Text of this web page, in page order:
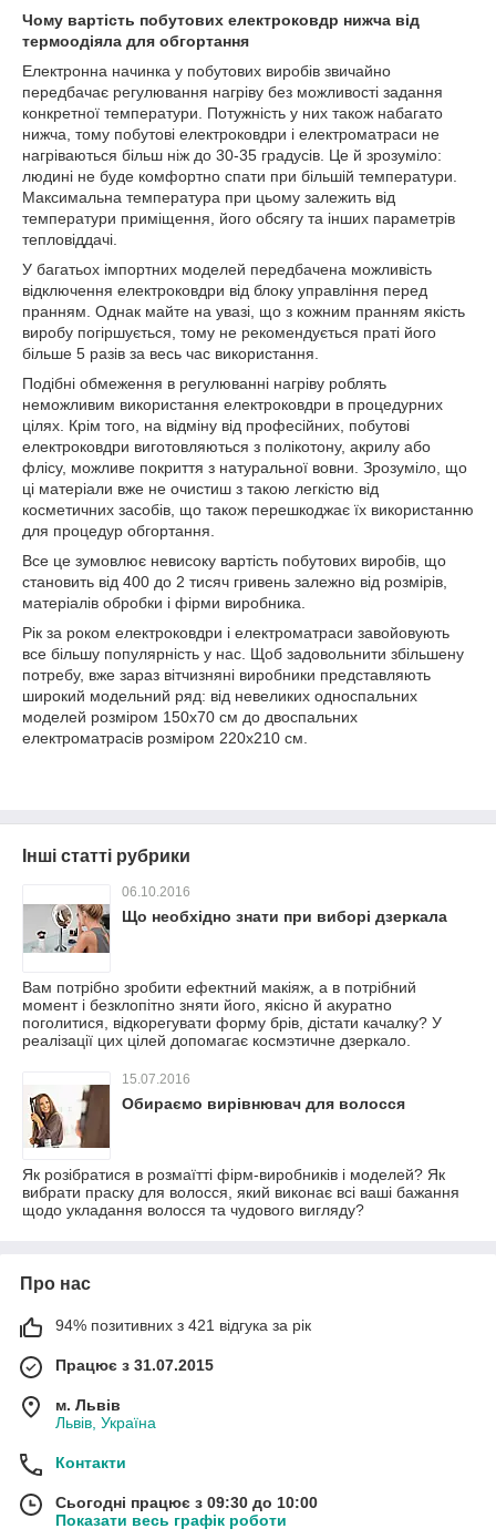
Чому вартість побутових електроковдр нижча від
термоодіяла для обгортання
Електронна начинка у побутових виробів звичайно
передбачає регулювання нагріву без можливості задання
конкретної температури. Потужність у них також набагато
нижча, тому побутові електроковдри і електроматраси не
нагріваються більш ніж до 30-35 градусів. Це й зрозуміло:
людині не буде комфортно спати при більшій температури.
Максимальна температура при цьому залежить від
температури приміщення, його обсягу та інших параметрів
тепловіддачі.
У багатьох імпортних моделей передбачена можливість
відключення електроковдри від блоку управління перед
пранням. Однак майте на увазі, що з кожним пранням якість
виробу погіршується, тому не рекомендується праті його
більше 5 разів за весь час використання.
Подібні обмеження в регулюванні нагріву роблять
неможливим використання електроковдри в процедурних
цілях. Крім того, на відміну від професійних, побутові
електроковдри виготовляються з полікотону, акрилу або
флісу, можливе покриття з натуральної вовни. Зрозуміло, що
ці матеріали вже не очистиш з такою легкістю від
косметичних засобів, що також перешкоджає їх використанню
для процедур обгортання.
Все це зумовлює невисоку вартість побутових виробів, що
становить від 400 до 2 тисяч гривень залежно від розмірів,
матеріалів обробки і фірми виробника.
Рік за роком електроковдри і електроматраси завойовують
все більшу популярність у нас. Щоб задовольнити збільшену
потребу, вже зараз вітчизняні виробники представляють
широкий модельний ряд: від невеликих односпальних
моделей розміром 150x70 см до двоспальних
електроматрасів розміром 220x210 см.
Інші статті рубрики
06.10.2016
Що необхідно знати при виборі дзеркала
Вам потрібно зробити ефектний макіяж, а в потрібний
момент і безклопітно зняти його, якісно й акуратно
поголитися, відкорегувати форму брів, дістати качалку? У
реалізації цих цілей допомагає космэтичне дзеркало.
15.07.2016
Обираємо вирівнювач для волосся
Як розібратися в розмаїтті фірм-виробників і моделей? Як
вибрати праску для волосся, який виконає всі ваші бажання
щодо укладання волосся та чудового вигляду?
Про нас
94% позитивних з 421 відгука за рік
Працює з 31.07.2015
м. Львів
Львів, Україна
Контакти
Сьогодні працює з 09:30 до 10:00
Показати весь графік роботи